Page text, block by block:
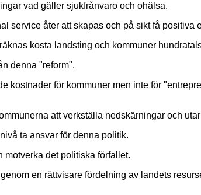
vad gäller sjukfrånvaro och ohälsa.
åter att skapas och på sikt få positiva
kosta landsting och kommuner
denna "reform".
för kommuner men inte för
att verkställa nedskärningar och
ta ansvar för denna politik.
motverka det politiska förfallet.
en rättvisare fördelning av landets